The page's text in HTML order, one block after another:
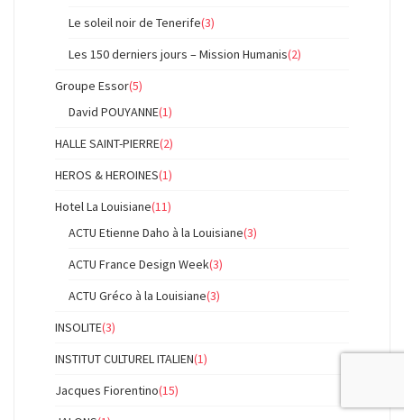
Le soleil noir de Tenerife(3)
Les 150 derniers jours – Mission Humanis(2)
Groupe Essor(5)
David POUYANNE(1)
HALLE SAINT-PIERRE(2)
HEROS & HEROINES(1)
Hotel La Louisiane(11)
ACTU Etienne Daho à la Louisiane(3)
ACTU France Design Week(3)
ACTU Gréco à la Louisiane(3)
INSOLITE(3)
INSTITUT CULTUREL ITALIEN(1)
Jacques Fiorentino(15)